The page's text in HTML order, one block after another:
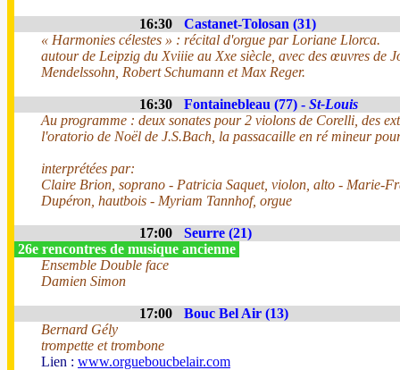
16:30
Castanet-Tolosan (31)
« Harmonies célestes » : récital d'orgue par Loriane Llorca.
autour de Leipzig du Xviiie au Xxe siècle, avec des œuvres de
Mendelssohn, Robert Schumann et Max Reger.
16:30 Fontainebleau (77) - St-Louis
Au programme : deux sonates pour 2 violons de Corelli, des
l'oratorio de Noël de J.S.Bach, la passacaille en ré mineur
interprétées par:
Claire Brion, soprano - Patricia Saquet, violon, alto - Marie-
Dupéron, hautbois - Myriam Tannhof, orgue
17:00
Seurre (21)
26e rencontres de musique ancienne
Ensemble Double face
Damien Simon
17:00
Bouc Bel Air (13)
Bernard Gély
trompette et trombone
Lien : www.orgueboucbelair.com